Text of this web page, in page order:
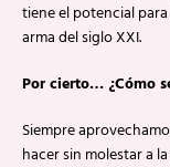
tiene el potencial
arma del siglo XXI.
Por cierto… ¿Cómo
Siempre
hacer sin molestar a